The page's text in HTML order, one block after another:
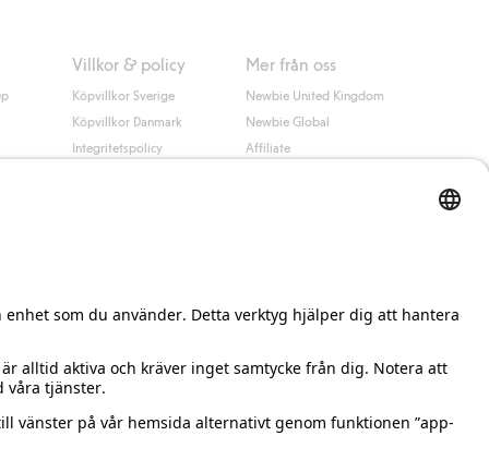
Villkor & policy
Köpvillkor Sverige
Köpvillkor Danmark
Integritetspolicy
Mer från oss
Newbie United Kingdom
Newbie Global
Affiliate